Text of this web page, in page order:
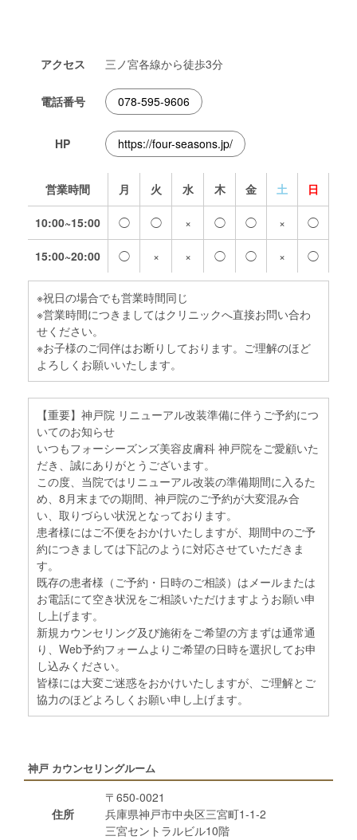
アクセス 三ノ宮各線から徒歩3分
電話番号 078-595-9606
HP https://four-seasons.jp/
営業時間 月 火 水 木 金 土 日
10:00~15:00 ◯ ◯ × ◯ ◯ × ◯
15:00~20:00 ◯ × × ◯ ◯ × ◯
※祝日の場合でも営業時間同じ
※営業時間につきましてはクリニックへ直接お問い合わ
せください。
※お子様のご同伴はお断りしております。ご理解のほど
よろしくお願いいたします。
【重要】神戸院 リニューアル改装準備に伴うご予約につ
いてのお知らせ
いつもフォーシーズンズ美容皮膚科 神戸院をご愛顧いた
だき、誠にありがとうございます。
この度、当院ではリニューアル改装の準備期間に入るた
め、8月末までの期間、神戸院のご予約が大変混み合
い、取りづらい状況となっております。
患者様にはご不便をおかけいたしますが、期間中のご予
約につきましては下記のように対応させていただきま
す。
既存の患者様（ご予約・日時のご相談）はメールまたは
お電話にて空き状況をご相談いただけますようお願い申
し上げます。
新規カウンセリング及び施術をご希望の方まずは通常通
り、Web予約フォームよりご希望の日時を選択してお申
し込みください。
皆様には大変ご迷惑をおかけいたしますが、ご理解とご
協力のほどよろしくお願い申し上げます。
神戸 カウンセリングルーム
住所
〒650-0021
兵庫県神戸市中央区三宮町1-1-2
三宮セントラルビル10階